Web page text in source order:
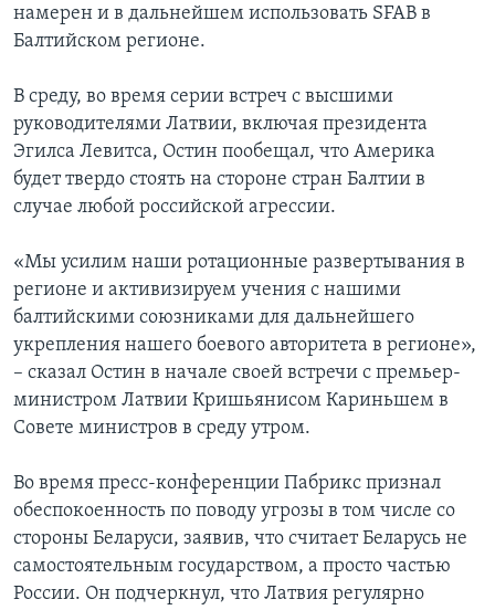
намерен и в дальнейшем использовать SFAB в
Балтийском регионе.
В среду, во время серии встреч с высшими
руководителями Латвии, включая президента
Эгилса Левитса, Остин пообещал, что Америка
будет твердо стоять на стороне стран Балтии в
случае любой российской агрессии.
«Мы усилим наши ротационные развертывания в
регионе и активизируем учения с нашими
балтийскими союзниками для дальнейшего
укрепления нашего боевого авторитета в регионе»,
– сказал Остин в начале своей встречи с премьер-
министром Латвии Кришьянисом Кариньшем в
Совете министров в среду утром.
Во время пресс-конференции Пабрикс признал
обеспокоенность по поводу угрозы в том числе со
стороны Беларуси, заявив, что считает Беларусь не
самостоятельным государством, а просто частью
России. Он подчеркнул, что Латвия регулярно